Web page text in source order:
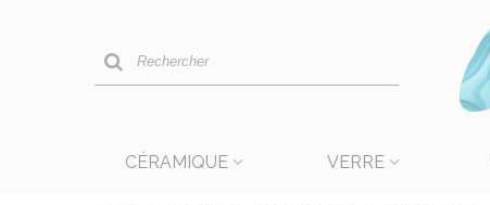
CÉRAMIQUE VERRE